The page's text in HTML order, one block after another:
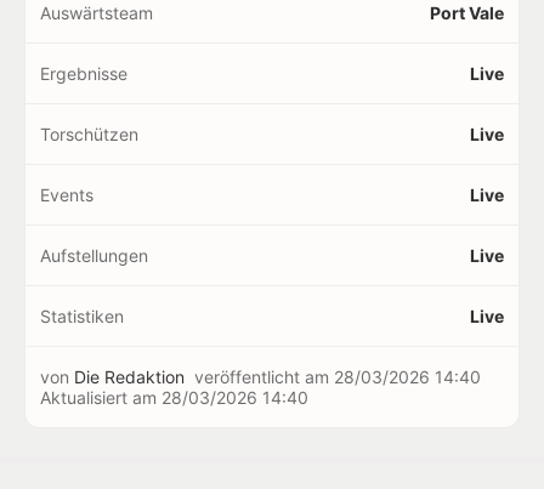
Auswärtsteam Port Vale
Ergebnisse Live
Torschützen Live
Events Live
Aufstellungen Live
Statistiken Live
von Die Redaktion veröffentlicht am 28/03/2026 14:40
Aktualisiert am 28/03/2026 14:40